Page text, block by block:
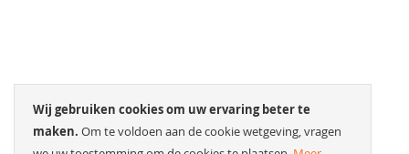
Wij gebruiken cookies om uw ervaring beter te
maken. Om te voldoen aan de cookie wetgeving, vragen